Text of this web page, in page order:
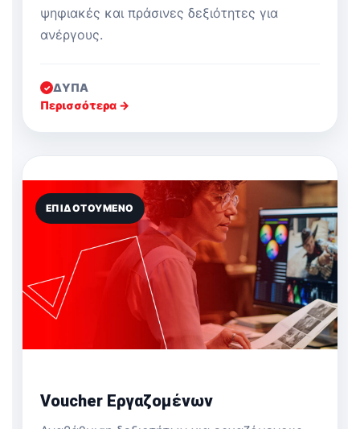
ψηφιακές και πράσινες δεξιότητες για
ανέργους.
✓ ΔΥΠΑ
Περισσότερα →
ΕΠΙΔΟΤΟΎΜΕΝΟ
Voucher Εργαζομένων